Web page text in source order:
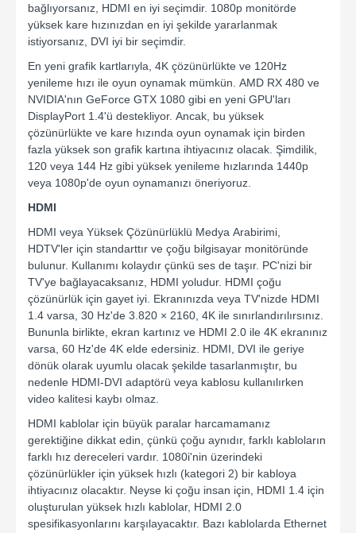
bağlıyorsanız, HDMI en iyi seçimdir. 1080p monitörde
yüksek kare hızınızdan en iyi şekilde yararlanmak
istiyorsanız, DVI iyi bir seçimdir.
En yeni grafik kartlarıyla, 4K çözünürlükte ve 120Hz
yenileme hızı ile oyun oynamak mümkün. AMD RX 480 ve
NVIDIA'nın GeForce GTX 1080 gibi en yeni GPU'ları
DisplayPort 1.4'ü destekliyor. Ancak, bu yüksek
çözünürlükte ve kare hızında oyun oynamak için birden
fazla yüksek son grafik kartına ihtiyacınız olacak. Şimdilik,
120 veya 144 Hz gibi yüksek yenileme hızlarında 1440p
veya 1080p'de oyun oynamanızı öneriyoruz.
HDMI
HDMI veya Yüksek Çözünürlüklü Medya Arabirimi,
HDTV'ler için standarttır ve çoğu bilgisayar monitöründe
bulunur. Kullanımı kolaydır çünkü ses de taşır. PC'nizi bir
TV'ye bağlayacaksanız, HDMI yoludur. HDMI çoğu
çözünürlük için gayet iyi. Ekranınızda veya TV'nizde HDMI
1.4 varsa, 30 Hz'de 3.820 × 2160, 4K ile sınırlandırılırsınız.
Bununla birlikte, ekran kartınız ve HDMI 2.0 ile 4K ekranınız
varsa, 60 Hz'de 4K elde edersiniz. HDMI, DVI ile geriye
dönük olarak uyumlu olacak şekilde tasarlanmıştır, bu
nedenle HDMI-DVI adaptörü veya kablosu kullanılırken
video kalitesi kaybı olmaz.
HDMI kablolar için büyük paralar harcamamanız
gerektiğine dikkat edin, çünkü çoğu aynıdır, farklı kabloların
farklı hız dereceleri vardır. 1080i'nin üzerindeki
çözünürlükler için yüksek hızlı (kategori 2) bir kabloya
ihtiyacınız olacaktır. Neyse ki çoğu insan için, HDMI 1.4 için
oluşturulan yüksek hızlı kablolar, HDMI 2.0
spesifikasyonlarını karşılayacaktır. Bazı kablolarda Ethernet